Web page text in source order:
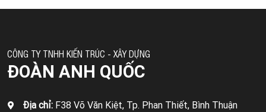
CÔNG TY TNHH KIẾN TRÚC - XÂY DỰNG
ĐOÀN ANH QUỐC
Địa chỉ: F38 Võ Văn Kiệt, Tp. Phan Thiết, Bình Thuận